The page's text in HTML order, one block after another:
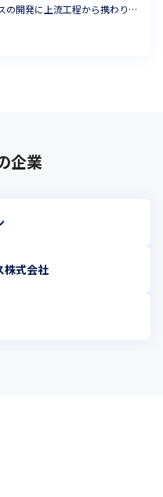
の開発に上流工程から携わりま
企業
株式会社